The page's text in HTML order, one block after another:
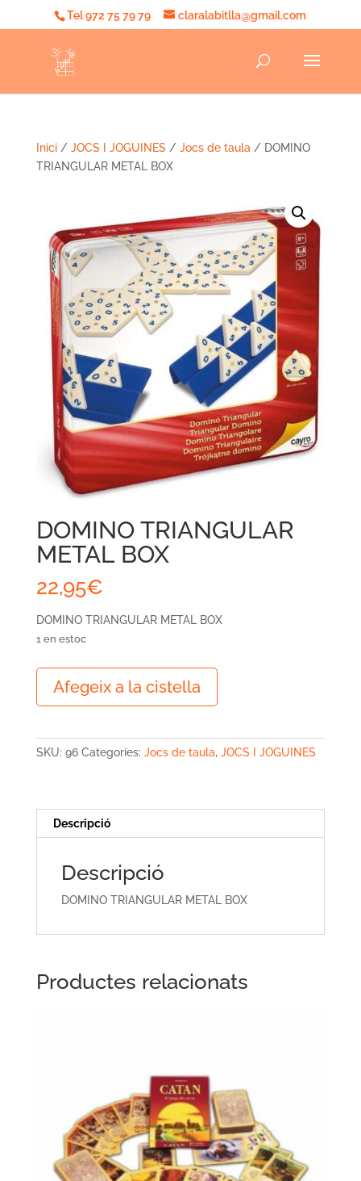
Tel 972 75 79 79 claralabitlla@gmail.com
Inici/ JOCS I JOGUINES / Jocs de taula / DOMINO
TRIANGULAR METAL BOX
DOMINO TRIANGULAR
METAL BOX
22,95€
DOMINO TRIANGULAR METAL BOX
1 en estoc
METAL
Afegeix a la cistella
SKU: 96 Categories: Jocs de taula, JOCS I JOGUINES
Descripció
Descripció
DOMINO TRIANGULAR METAL BOX
Productes relacionats